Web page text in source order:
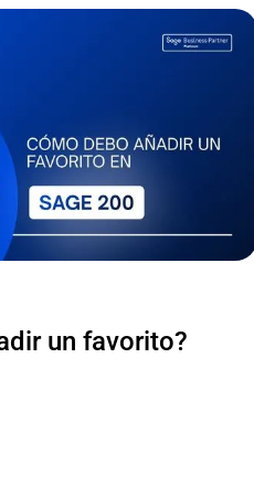
un favorito?